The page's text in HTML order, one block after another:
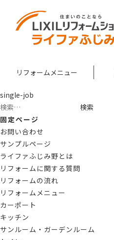
リフォームメニュー
single-job
検
索:
固定ページ
お問い合わせ
サンプルページ
ライファふじみ野とは
リフォームに関する質問
リフォームの流れ
リフォームメニュー
カーポート
キッチン
サンルーム・ガーデンルーム